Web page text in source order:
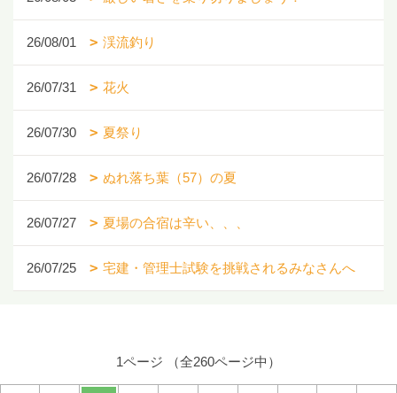
26/08/01 渓流釣り
26/07/31 花火
26/07/30 夏祭り
26/07/28 ぬれ落ち葉（57）の夏
26/07/27 夏場の合宿は辛い、、、
26/07/25 宅建・管理士試験を挑戦されるみなさんへ
1ページ （全260ページ中）